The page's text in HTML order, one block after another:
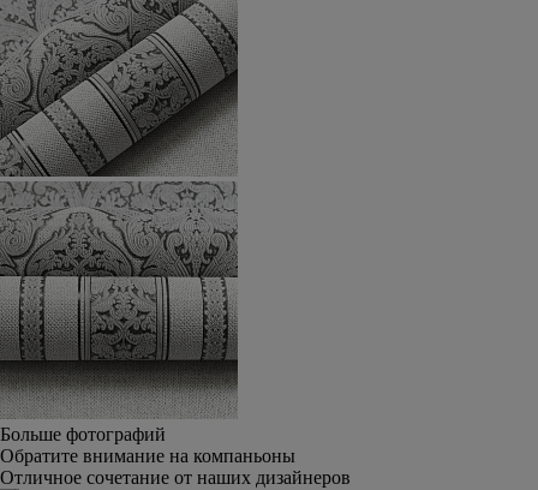
Больше фотографий
Обратите внимание на компаньоны
Отличное сочетание от наших дизайнеров